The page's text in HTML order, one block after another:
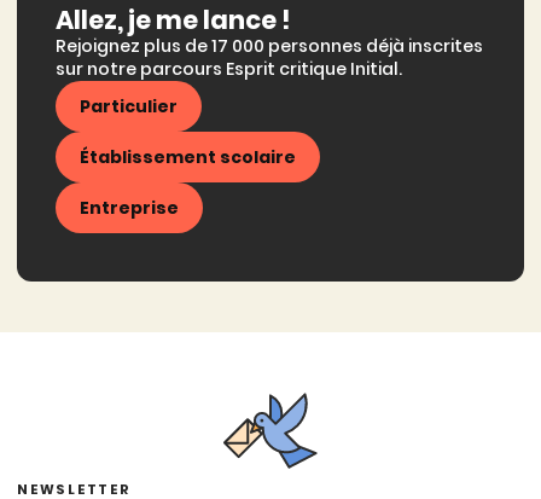
Allez, je me lance !
Rejoignez plus de 17 000 personnes déjà inscrites
sur notre parcours Esprit critique Initial.
Particulier
Établissement scolaire
Entreprise
NEWSLETTER